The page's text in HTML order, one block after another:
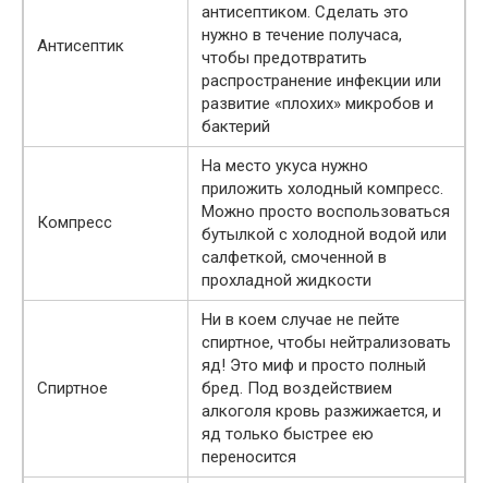
Антисептик
антисептиком. Сделать это
нужно в течение получаса,
чтобы предотвратить
распространение инфекции или
развитие «плохих» микробов и
бактерий
Компресс
На место укуса нужно
приложить холодный компресс.
Можно просто воспользоваться
бутылкой с холодной водой или
салфеткой, смоченной в
прохладной жидкости
Спиртное
Ни в коем случае не пейте
спиртное, чтобы нейтрализовать
яд! Это миф и просто полный
бред. Под воздействием
алкоголя кровь разжижается, и
яд только быстрее ею
переносится